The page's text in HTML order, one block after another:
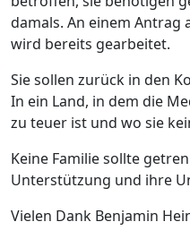
damals. An einem Antrag
wird bereits gearbeitet.
Sie sollen zurück in den
In ein Land, in dem die
zu teuer ist und wo sie
Keine Familie sollte
Unterstützung und ihre
Vielen Dank Benjamin